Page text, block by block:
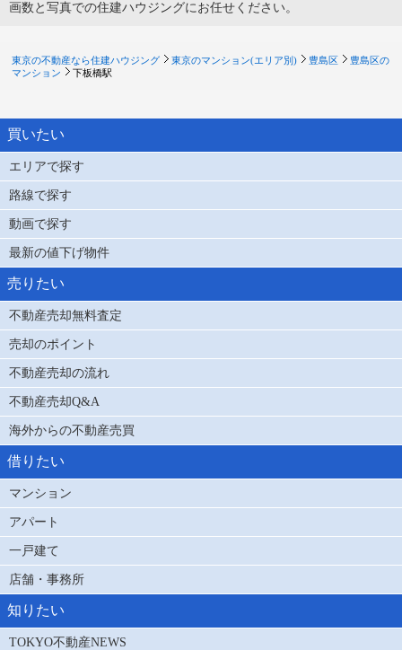
画数と写真での住建ハウジングにお任せください。
東京の不動産なら住建ハウジング 東京のマンション(エリア別) 豊島区
豊島区の
マンション
下板橋駅
買いたい
エリアで探す
路線で探す
動画で探す
最新の値下げ物件
売りたい
不動産売却無料査定
売却のポイント
不動産売却の流れ
不動産売却Q&A
海外からの不動産売買
借りたい
マンション
アパート
一戸建て
店舗・事務所
知りたい
TOKYO不動産NEWS